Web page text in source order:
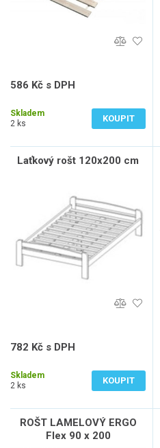
586 Kč s DPH
Skladem
2 ks
KOUPIT
Laťkový rošt 120x200 cm
782 Kč s DPH
Skladem
2 ks
KOUPIT
ROŠT LAMELOVÝ ERGO
Flex 90 x 200